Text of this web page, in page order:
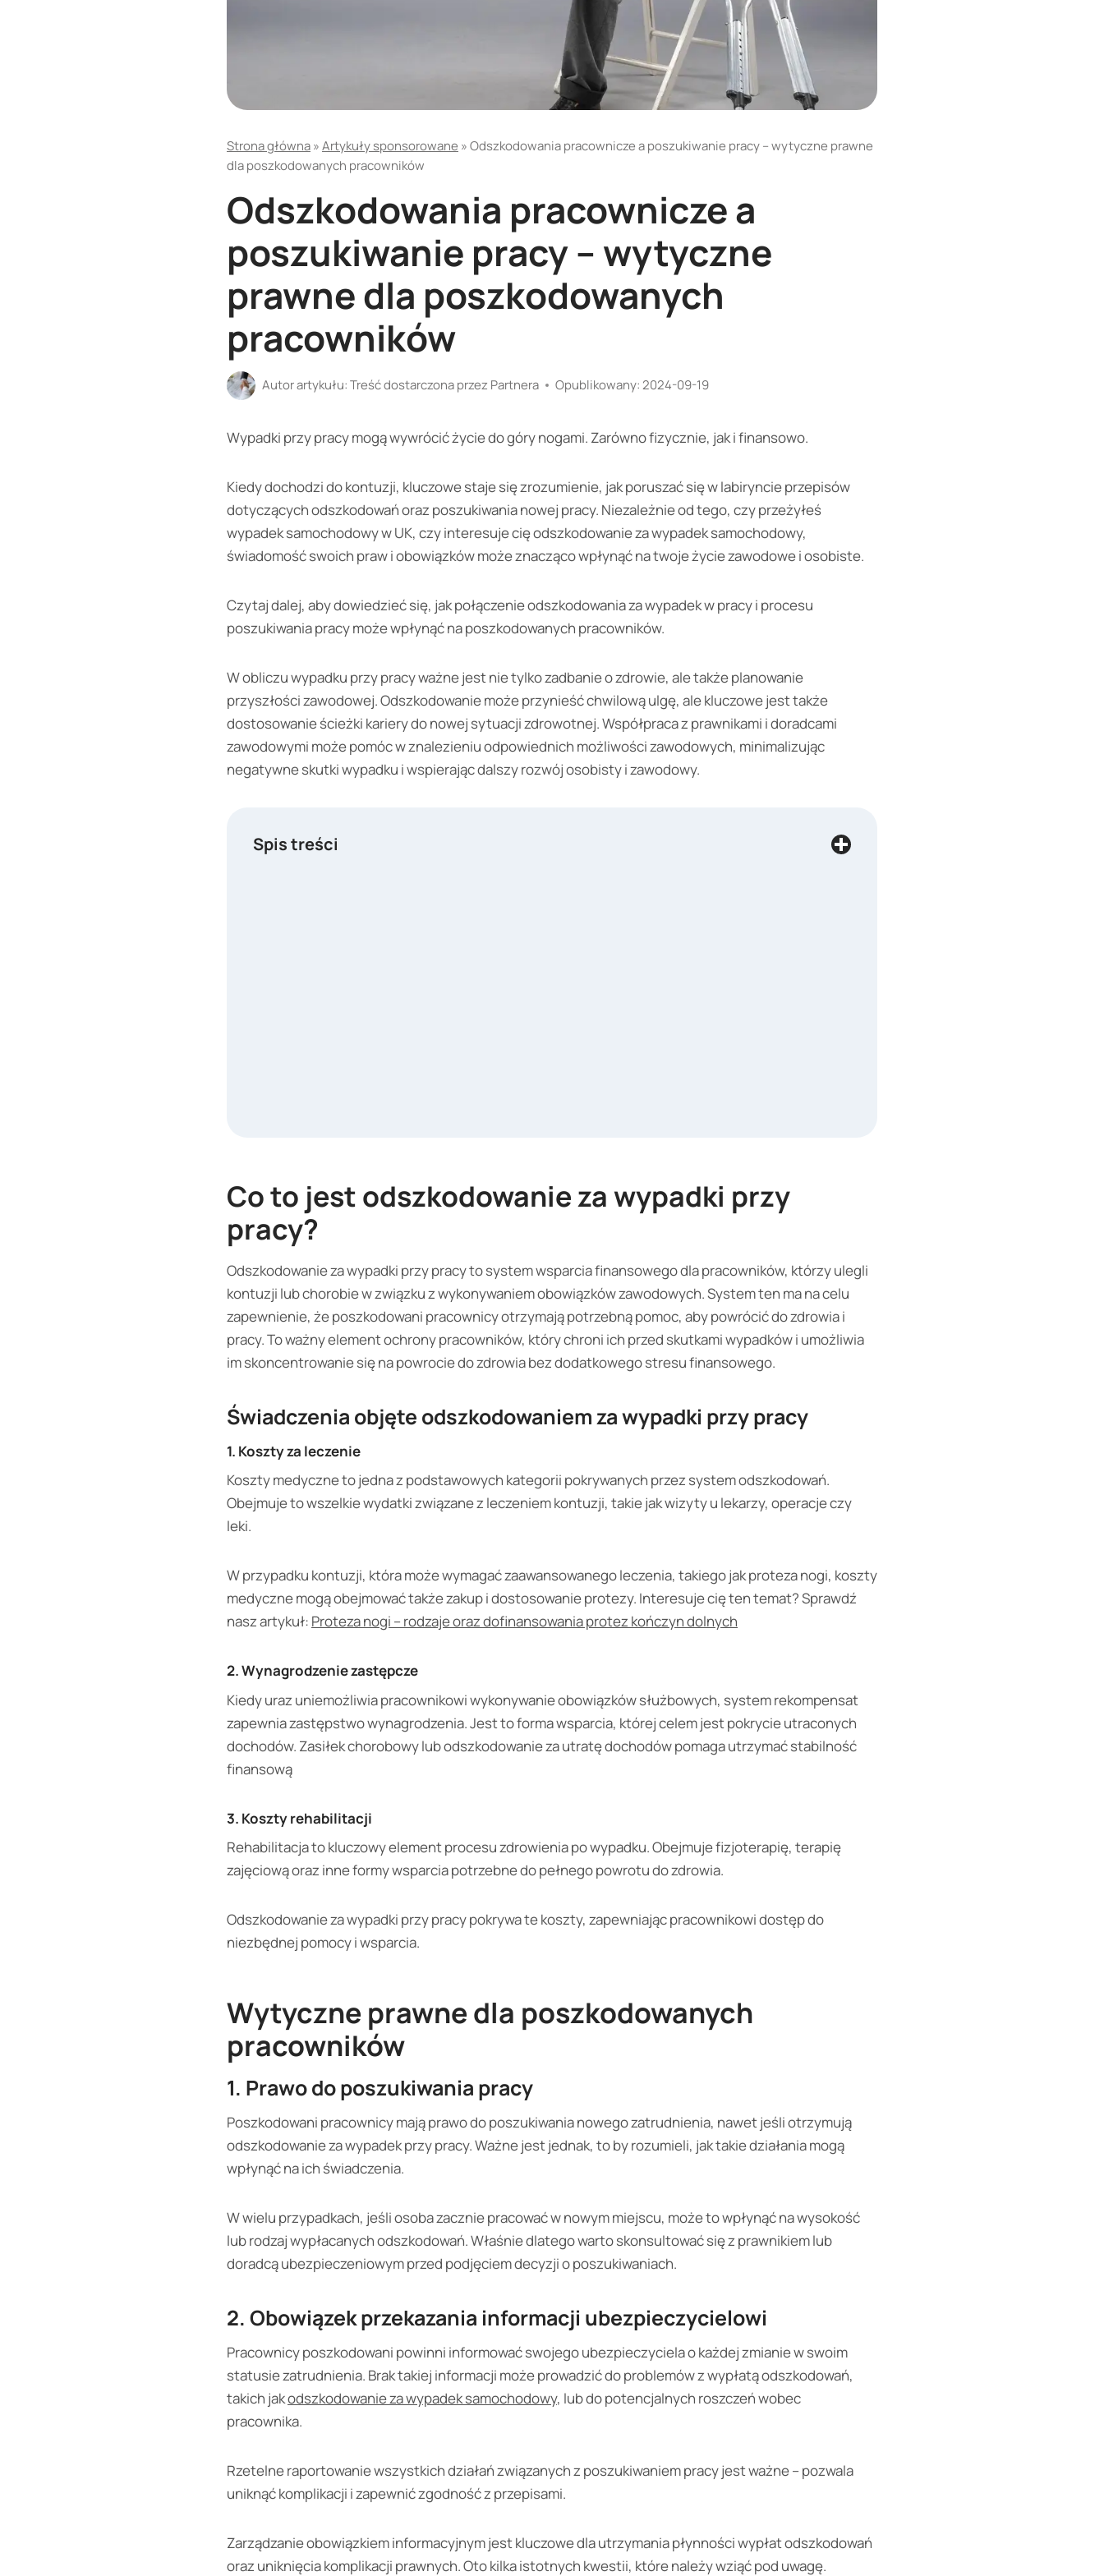
Strona główna»Artykuły sponsorowane »Odszkodowania pracownicze a poszukiwanie pracy – wytyczne prawne
dla poszkodowanych pracowników
Odszkodowania pracownicze a
poszukiwanie pracy – wytyczne
prawne dla poszkodowanych
pracowników
Autor artykułu:Treść dostarczona przez Partnera Opublikowany: 2024-09-19
Wypadki przy pracy mogą wywrócić życie do góry nogami. Zarówno fizycznie, jak i finansowo.
Kiedy dochodzi do kontuzji, kluczowe staje się zrozumienie, jak poruszać się w labiryncie przepisów
dotyczących odszkodowań oraz poszukiwania nowej pracy. Niezależnie od tego, czy przeżyłeś
wypadek samochodowy w UK, czy interesuje cię odszkodowanie za wypadek samochodowy,
świadomość swoich praw i obowiązków może znacząco wpłynąć na twoje życie zawodowe i osobiste.
Czytaj dalej, aby dowiedzieć się, jak połączenie odszkodowania za wypadek w pracy i procesu
poszukiwania pracy może wpłynąć na poszkodowanych pracowników.
W obliczu wypadku przy pracy ważne jest nie tylko zadbanie o zdrowie, ale także planowanie
przyszłości zawodowej. Odszkodowanie może przynieść chwilową ulgę, ale kluczowe jest także
dostosowanie ścieżki kariery do nowej sytuacji zdrowotnej. Współpraca z prawnikami i doradcami
zawodowymi może pomóc w znalezieniu odpowiednich możliwości zawodowych, minimalizując
negatywne skutki wypadku i wspierając dalszy rozwój osobisty i zawodowy.
Spis treści
Co to jest odszkodowanie za wypadki przy
pracy?
Odszkodowanie za wypadki przy pracy to system wsparcia finansowego dla pracowników, którzy ulegli
kontuzji lub chorobie w związku z wykonywaniem obowiązków zawodowych. System ten ma na celu
zapewnienie, że poszkodowani pracownicy otrzymają potrzebną pomoc, aby powrócić do zdrowia i
pracy. To ważny element ochrony pracowników, który chroni ich przed skutkami wypadków i umożliwia
im skoncentrowanie się na powrocie do zdrowia bez dodatkowego stresu finansowego.
Świadczenia objęte odszkodowaniem za wypadki przy pracy
1. Koszty za leczenie
Koszty medyczne to jedna z podstawowych kategorii pokrywanych przez system odszkodowań.
Obejmuje to wszelkie wydatki związane z leczeniem kontuzji, takie jak wizyty u lekarzy, operacje czy
leki.
W przypadku kontuzji, która może wymagać zaawansowanego leczenia, takiego jak proteza nogi, koszty
medyczne mogą obejmować także zakup i dostosowanie protezy. Interesuje cię ten temat? Sprawdź
nasz artykuł: Proteza nogi – rodzaje oraz dofinansowania protez kończyn dolnych
2. Wynagrodzenie zastępcze
Kiedy uraz uniemożliwia pracownikowi wykonywanie obowiązków służbowych, system rekompensat
zapewnia zastępstwo wynagrodzenia. Jest to forma wsparcia, której celem jest pokrycie utraconych
dochodów. Zasiłek chorobowy lub odszkodowanie za utratę dochodów pomaga utrzymać stabilność
finansową
3. Koszty rehabilitacji
Rehabilitacja to kluczowy element procesu zdrowienia po wypadku. Obejmuje fizjoterapię, terapię
zajęciową oraz inne formy wsparcia potrzebne do pełnego powrotu do zdrowia.
Odszkodowanie za wypadki przy pracy pokrywa te koszty, zapewniając pracownikowi dostęp do
niezbędnej pomocy i wsparcia.
Wytyczne prawne dla poszkodowanych
pracowników
1. Prawo do poszukiwania pracy
Poszkodowani pracownicy mają prawo do poszukiwania nowego zatrudnienia, nawet jeśli otrzymują
odszkodowanie za wypadek przy pracy. Ważne jest jednak, to by rozumieli, jak takie działania mogą
wpłynąć na ich świadczenia.
W wielu przypadkach, jeśli osoba zacznie pracować w nowym miejscu, może to wpłynąć na wysokość
lub rodzaj wypłacanych odszkodowań. Właśnie dlatego warto skonsultować się z prawnikiem lub
doradcą ubezpieczeniowym przed podjęciem decyzji o poszukiwaniach.
2. Obowiązek przekazania informacji ubezpieczycielowi
Pracownicy poszkodowani powinni informować swojego ubezpieczyciela o każdej zmianie w swoim
statusie zatrudnienia. Brak takiej informacji może prowadzić do problemów z wypłatą odszkodowań,
takich jakodszkodowanie za wypadek samochodowy, lub do potencjalnych roszczeń wobec
pracownika.
Rzetelne raportowanie wszystkich działań związanych z poszukiwaniem pracy jest ważne – pozwala
uniknąć komplikacji i zapewnić zgodność z przepisami.
Zarządzanie obowiązkiem informacyjnym jest kluczowe dla utrzymania płynności wypłat odszkodowań
oraz uniknięcia komplikacji prawnych. Oto kilka istotnych kwestii, które należy wziąć pod uwagę.